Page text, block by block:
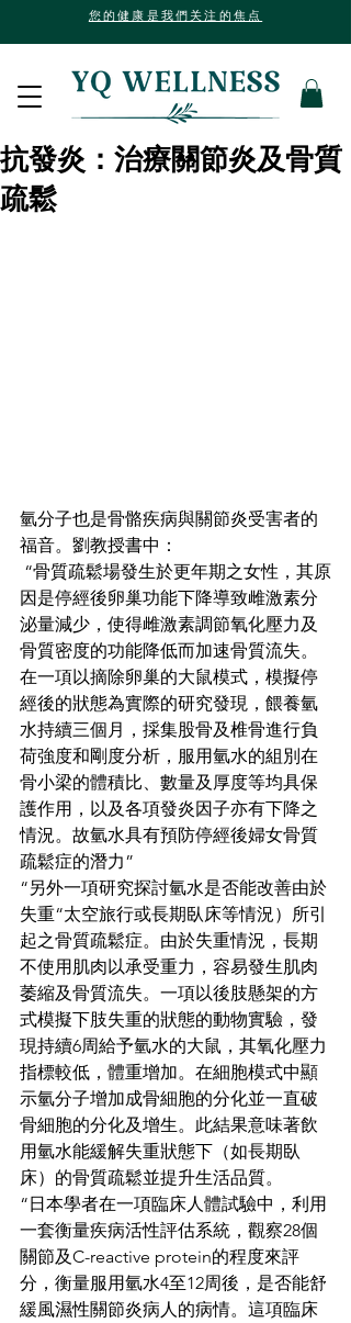
您的健康是我們关注的焦点
抗發炎：治療關節炎及骨質
疏鬆
氫分子也是骨骼疾病與關節炎受害者的
福音。劉教授書中：
因是停經後卵巢功能下降導致雌激素分
泌量減少，使得雌激素調節氧化壓力及
骨質密度的功能降低而加速骨質流失。
在一項以摘除卵巢的大鼠模式，模擬停
經後的狀態為實際的研究發現，餵養氫
水持續三個月，採集股骨及椎骨進行負
荷強度和剛度分析，服用氫水的組別在
骨小梁的體積比、數量及厚度等均具保
護作用，以及各項發炎因子亦有下降之
情況。故氫水具有預防停經後婦女骨質
疏鬆症的潛力”
“另外一項研究探討氫水是否能改善由於
失重“太空旅行或長期臥床等情況）所引
起之骨質疏鬆症。由於失重情況，長期
不使用肌肉以承受重力，容易發生肌肉
萎縮及骨質流失。一項以後肢懸架的方
式模擬下肢失重的狀態的動物實驗，發
現持續6周給予氫水的大鼠，其氧化壓力
指標較低，體重增加。在細胞模式中顯
示氫分子增加成骨細胞的分化並一直破
骨細胞的分化及增生。此結果意味著飲
用氫水能緩解失重狀態下（如長期臥
床）的骨質疏鬆並提升生活品質。
“日本學者在一項臨床人體試驗中，利用
一套衡量疾病活性評估系統，觀察28個
關節及C-reactive protein的程度來評
分，衡量服用氫水4至12周後，是否能舒
緩風濕性關節炎病人的病情。這項臨床